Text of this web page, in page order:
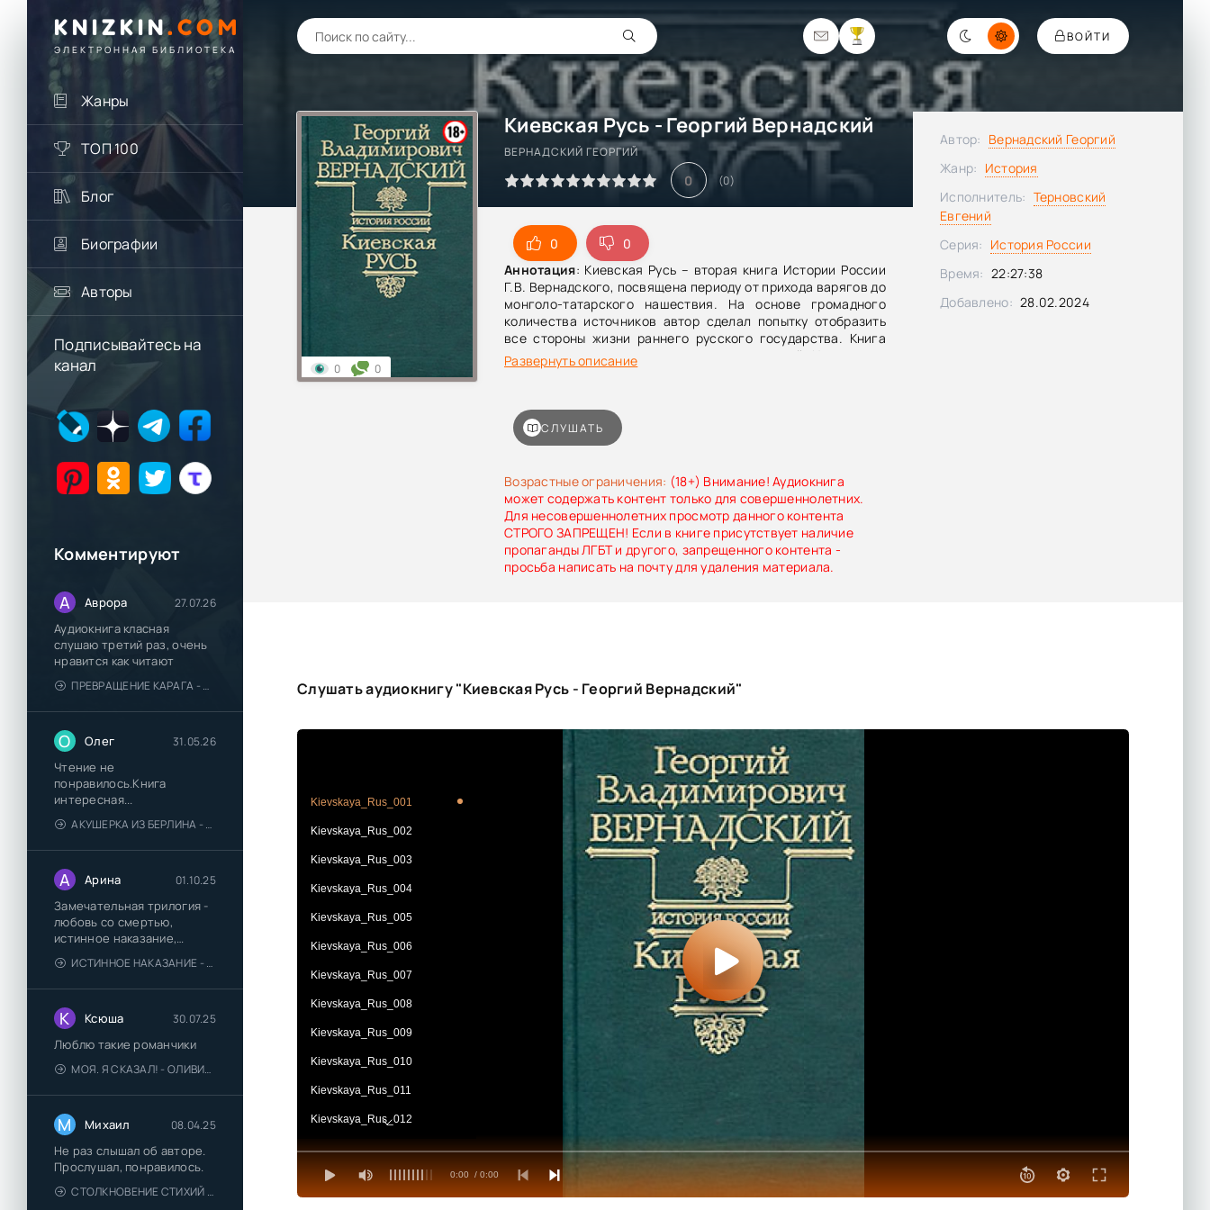
KNIZKIN. COM
ЭЛЕКТРОННАЯ БИБЛИОТЕКА
ВОЙТИ
Жанры
ТОП 100
Блог
Биографии
Авторы
Подписывайтесь на
канал
Комментируют
А Аврора 27.07.26
Аудиокнига класная
слушаю третий раз, очень
нравится как читают
ПРЕВРАЩЕНИЕ КАРАГА - КАТЯ БРАНДИС
О Олег 31.05.26
Чтение не
понравилось.Книга
интересная...
АКУШЕРКА ИЗ БЕРЛИНА - АННА СТЮАРТ
А Арина 01.10.25
Замечательная трилогия -
любовь со смертью,
истинное наказание,
любимая для монстра -
понравились
ИСТИННОЕ НАКАЗАНИЕ - ОЛЬГА ГУСЕЙНОВА
К Ксюша 30.07.25
Люблю такие романчики
МОЯ. Я СКАЗАЛ! - ОЛИВИЯ ЛЕЙК
М Михаил 08.04.25
Не раз слышал об авторе.
Прослушал, понравилось.
СТОЛКНОВЕНИЕ СТИХИЙ - ВАЛЕРИЙ ГУМИНСКИЙ
Киевская Русь - Георгий Вернадский
ВЕРНАДСКИЙ ГЕОРГИЙ
0 (0)
0
0
Аннотация: Киевская Русь – вторая книга Истории России
Г.В. Вернадского, посвящена периоду от прихода варягов до
монголо-татарского нашествия. На основе громадного
количества источников автор сделал попытку отобразить
все стороны жизни раннего русского государства. Книга
предназначена для широкого круга читателей. На русском
языке издается впервые.
Развернуть описание
Возрастные ограничения: (18+) Внимание! Аудиокнига
может содержать контент только для совершеннолетних.
Для несовершеннолетних просмотр данного контента
СТРОГО ЗАПРЕЩЕН! Если в книге присутствует наличие
пропаганды ЛГБТ и другого, запрещенного контента -
просьба написать на почту для удаления материала.
0 0
СЛУШАТЬ
Автор: Вернадский Георгий
Жанр: История
Исполнитель: Терновский
Евгений
Серия: История России
Время: 22:27:38
Добавлено: 28.02.2024
Слушать аудиокнигу "Киевская Русь - Георгий Вернадский"
0:00 / 0:00
Kievskaya_Rus_001
Kievskaya_Rus_002
Kievskaya_Rus_003
Kievskaya_Rus_004
Kievskaya_Rus_005
Kievskaya_Rus_006
Kievskaya_Rus_007
Kievskaya_Rus_008
Kievskaya_Rus_009
Kievskaya_Rus_010
Kievskaya_Rus_011
Kievskaya_Rus_012
Kievskaya_Rus_013
Kievskaya_Rus_014